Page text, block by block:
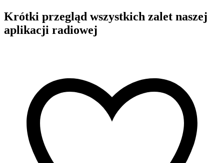
Krótki przegląd wszystkich zalet naszej
aplikacji radiowej